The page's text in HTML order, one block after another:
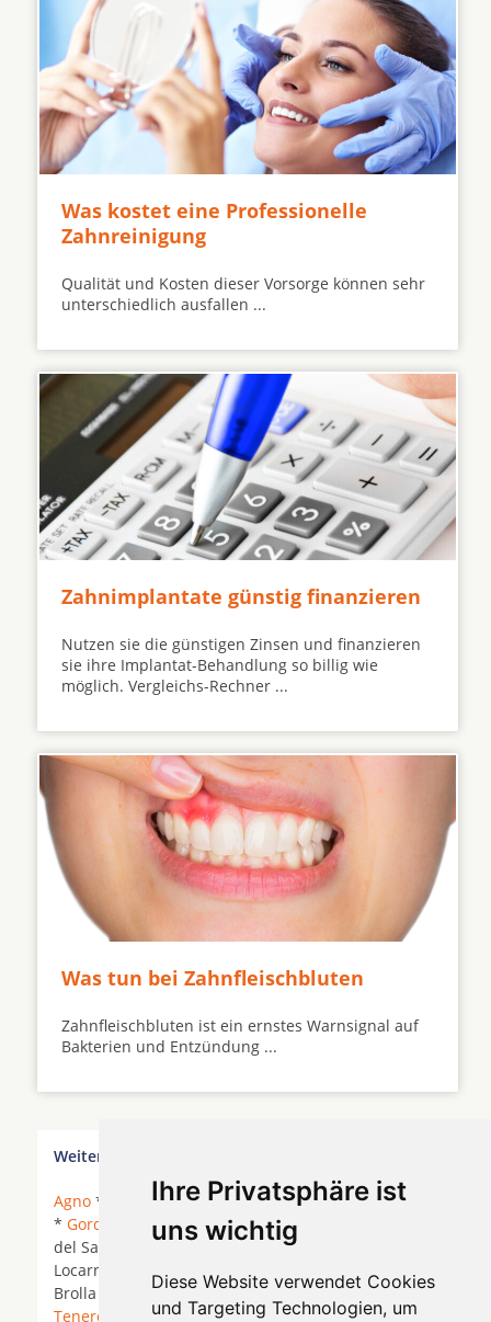
Ihre Privatsphäre ist
uns wichtig
Diese Website verwendet Cookies
und Targeting Technologien, um
Was kostet eine Professionelle
Zahnreinigung
Qualität und Kosten dieser Vorsorge können sehr
unterschiedlich ausfallen ...
Zahnimplantate günstig finanzieren
Nutzen sie die günstigen Zinsen und finanzieren
sie ihre Implantat-Behandlung so billig wie
möglich. Vergleichs-Rechner ...
Was tun bei Zahnfleischbluten
Zahnfleischbluten ist ein ernstes Warnsignal auf
Bakterien und Entzündung ...
Weitere Orte in der Nähe von Ascona
Agno * Arcegno * Ascona* Cadenazzo* Giubiasco
* Gordola Lamone *Locarno*Losone
del Sasso *
Manno* Minusio * Monte Brè sopra
Locarno * Monte Verità * Moscia *
Muralto
* Ponte
Brolla * Porto Ronco *Solduno* Taverne* Tegna *
Tenero
Tesserete*